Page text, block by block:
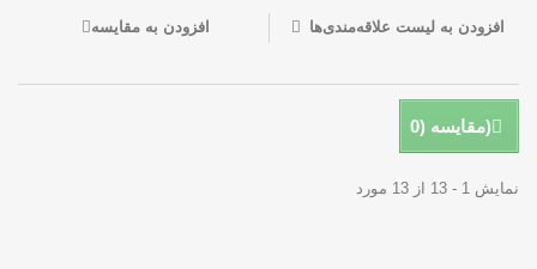
افزودن به لیست علاقه‌مندی‌ها افزودن به مقایسه
مقایسه (0 )
نمایش 1 - 13 از 13 مورد